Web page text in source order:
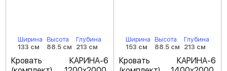
Ширина
133 см
Высота
88.5 см
Глубина
213 см
Кровать КАРИНА-6
Ширина
153 см
Высота
88.5 см
Глубина
213 см
Кровать КАРИНА-6